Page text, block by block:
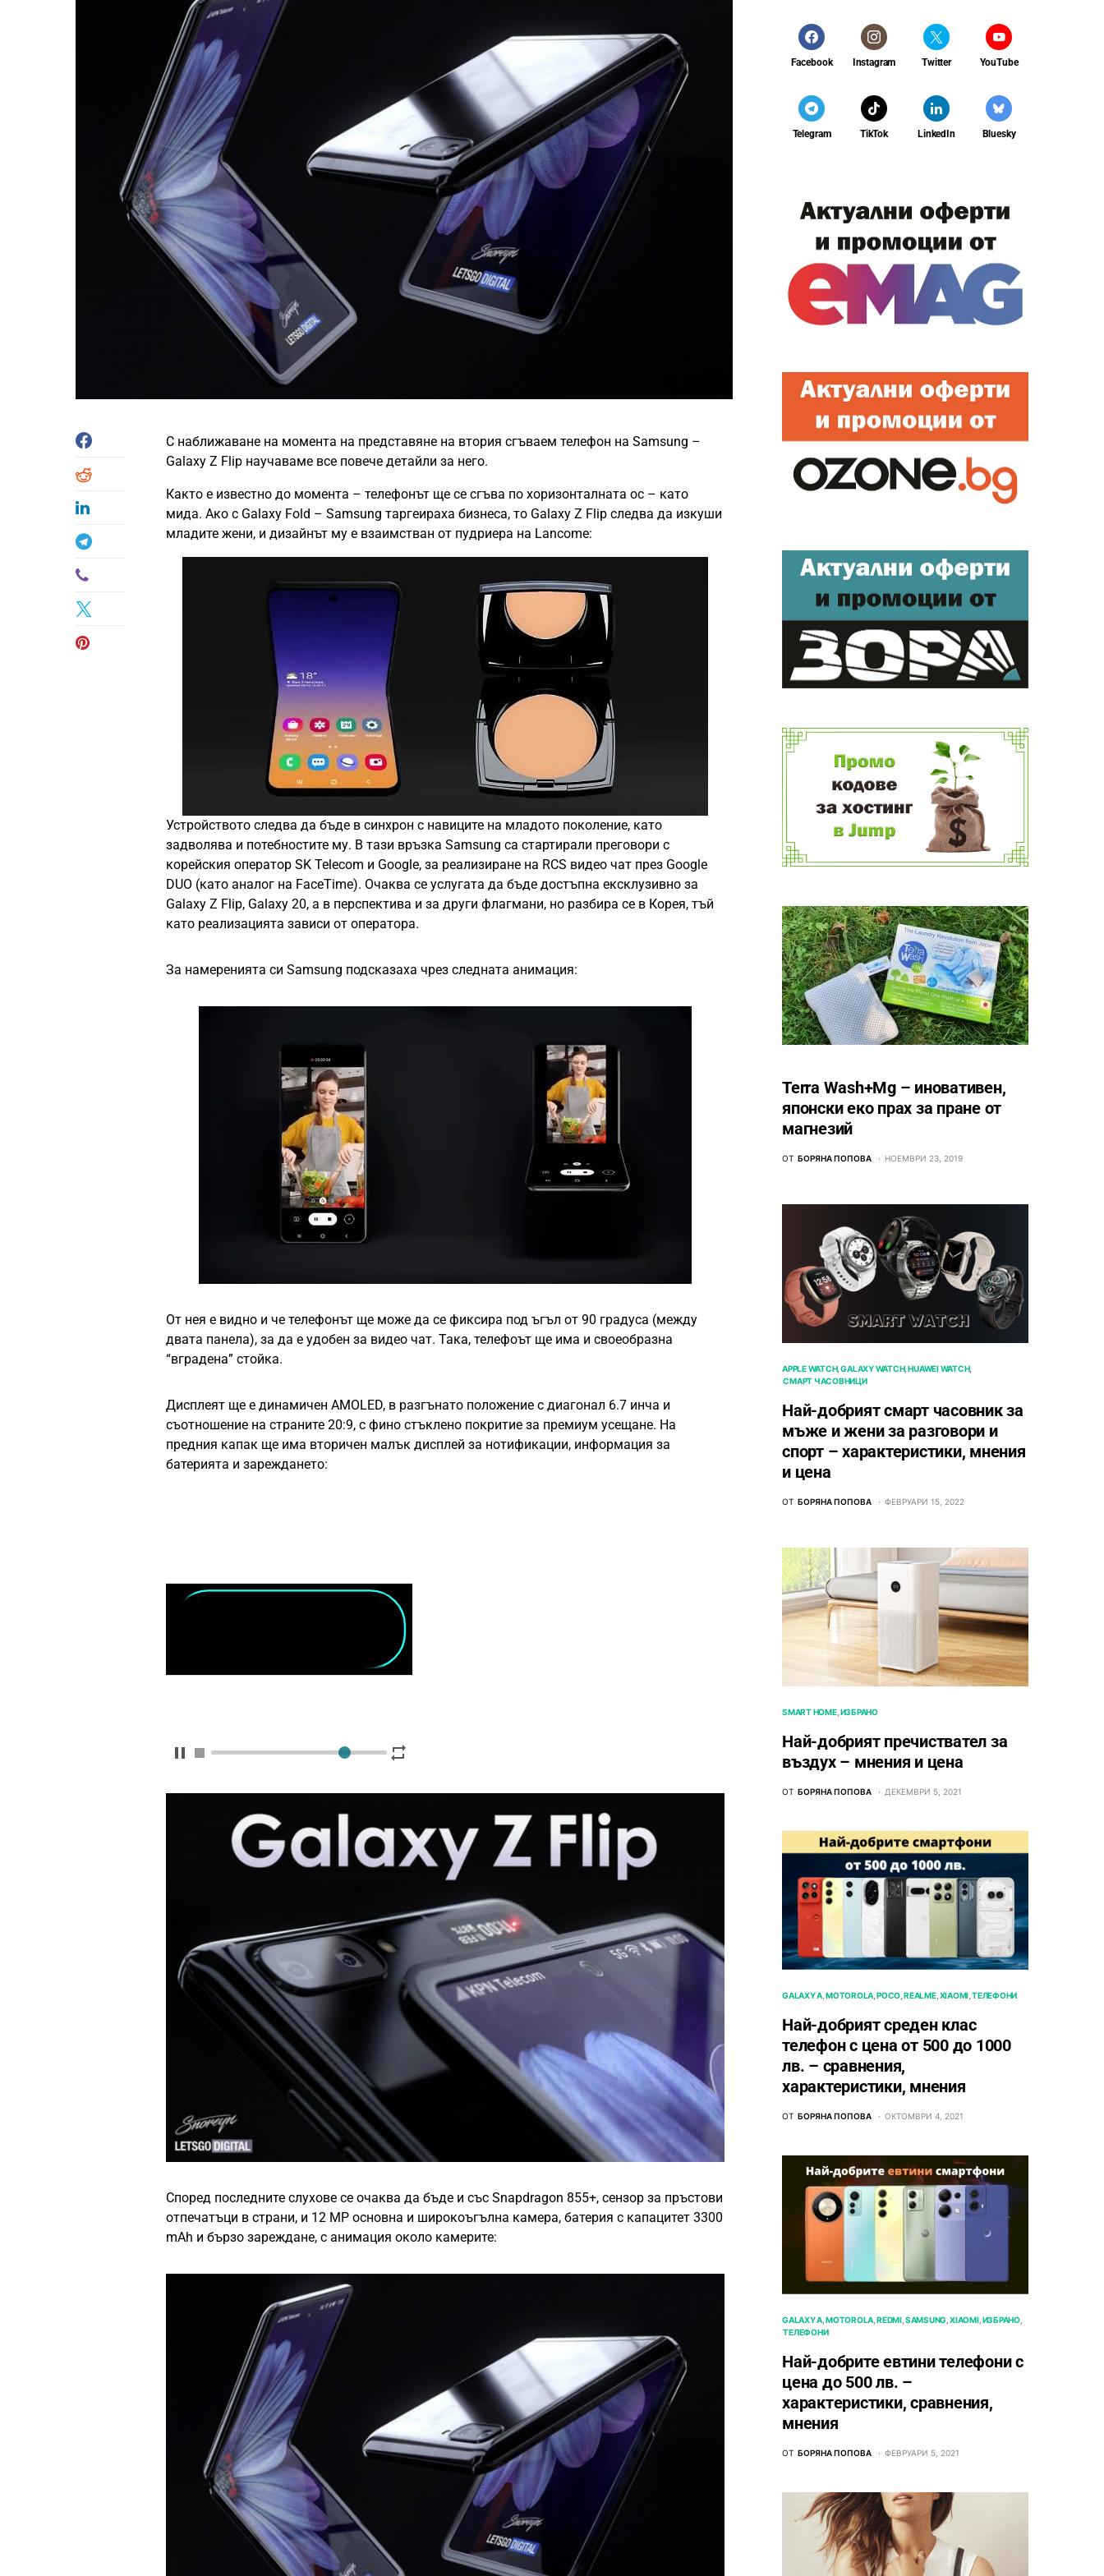
С наближаване на момента на представяне на втория сгъваем телефон на Samsung –
Galaxy Z Flip научаваме все повече детайли за него.
Както е известно до момента – телефонът ще се сгъва по хоризонталната ос – като
мида. Ако с Galaxy Fold – Samsung таргеираха бизнеса, то Galaxy Z Flip следва да изкуши
младите жени, и дизайнът му е взаимстван от пудриера на Lancome:
Устройството следва да бъде в синхрон с навиците на младото поколение, като
задволява и потебностите му. В тази връзка Samsung са стартирали преговори с
корейския оператор SK Telecom и Google, за реализиране на RCS видео чат през Google
DUO (като аналог на FaceTime). Очаква се услугата да бъде достъпна ексклузивно за
Galaxy Z Flip, Galaxy 20, а в перспектива и за други флагмани, но разбира се в Корея, тъй
като реализацията зависи от оператора.
За намеренията си Samsung подсказаха чрез следната анимация:
От нея е видно и че телефонът ще може да се фиксира под ъгъл от 90 градуса (между
двата панела), за да е удобен за видео чат. Така, телефоът ще има и своеобразна
“вградена” стойка.
Дисплеят ще е динамичен AMOLED, в разгънато положение с диагонал 6.7 инча и
съотношение на страните 20:9, с фино стъклено покритие за премиум усещане. На
предния капак ще има вторичен малък дисплей за нотификации, информация за
батерията и зареждането:
Според последните слухове се очаква да бъде и със Snapdragon 855+, сензор за пръстови
отпечатъци в страни, и 12 MP основна и широкоъгълна камера, батерия с капацитет 3300
mAh и бързо зареждане, с анимация около камерите:
Facebook Instagram Twitter YouTube
Telegram TikTok LinkedIn Bluesky
Terra Wash+Mg – иновативен,
японски еко прах за пране от
магнезий
ОТ БОРЯНА ПОПОВА НОЕМВРИ 23, 2019
APPLE WATCH GALAXY WATCH HUAWEI WATCH
СМАРТ ЧАСОВНИЦИ
Най-добрият смарт часовник за
мъже и жени за разговори и
спорт – характеристики, мнения
и цена
ОТ БОРЯНА ПОПОВА ФЕВРУАРИ 15, 2022
SMART HOME ИЗБРАНО
Най-добрият пречиствател за
въздух – мнения и цена
ОТ БОРЯНА ПОПОВА ДЕКЕМВРИ 5, 2021
GALAXY A MOTOROLA POCO REALME XIAOMI ТЕЛЕФОНИ
Най-добрият среден клас
телефон с цена от 500 до 1000
лв. – сравнения,
характеристики, мнения
ОТ БОРЯНА ПОПОВА ОКТОМВРИ 4, 2021
GALAXY A MOTOROLA REDMI SAMSUNG XIAOMI ИЗБРАНО
ТЕЛЕФОНИ
Най-добрите евтини телефони с
ценa до 500 лв. –
характeристики, сравнения,
мнения
ОТ БОРЯНА ПОПОВА ФЕВРУАРИ 5, 2021